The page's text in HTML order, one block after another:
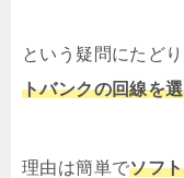
という疑問にたど
トバンクの回線を
理由は簡単でソフ